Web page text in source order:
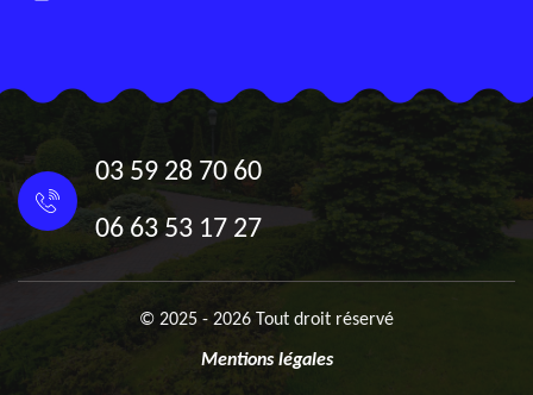
03 59 28 70 60
06 63 53 17 27
© 2025 - 2026 Tout droit réservé
Mentions légales